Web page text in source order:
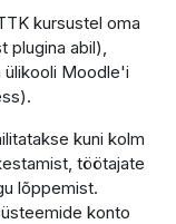
kursustel oma
plugina abil),
ülikooli Moodle'i
kuni kolm
töötajate
lõppemist.
konto